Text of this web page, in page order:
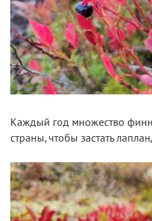
Каждый год множество
страны, чтобы застать